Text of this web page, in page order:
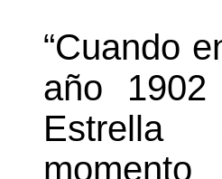
“Cuando
año
Estrella